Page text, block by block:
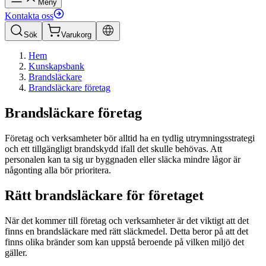
Meny
Kontakta oss
Sök Varukorg
Hem
Kunskapsbank
Brandsläckare
Brandsläckare företag
Brandsläckare företag
Företag och verksamheter bör alltid ha en tydlig utrymningsstrategi
och ett tillgängligt brandskydd ifall det skulle behövas. Att
personalen kan ta sig ur byggnaden eller släcka mindre lågor är
någonting alla bör prioritera.
Rätt brandsläckare för företaget
När det kommer till företag och verksamheter är det viktigt att det
finns en brandsläckare med rätt släckmedel. Detta beror på att det
finns olika bränder som kan uppstå beroende på vilken miljö det
gäller.